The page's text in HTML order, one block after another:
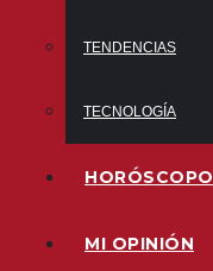
TENDENCIAS
TECNOLOGÍA
HORÓSCOPO
MI OPINIÓN